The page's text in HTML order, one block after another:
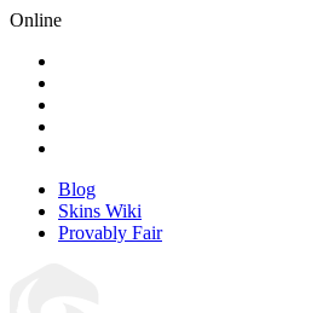
Online
Blog
Skins Wiki
Provably Fair